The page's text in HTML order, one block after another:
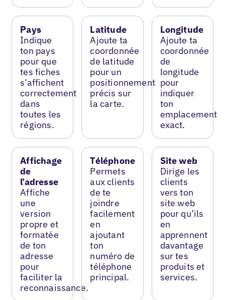
Pays
Indique
ton pays
pour que
tes fiches
s’affichent
correctement
dans
toutes les
régions.
Latitude
Ajoute ta
coordonnée
de latitude
pour un
positionnement
précis sur
la carte.
Longitude
Ajoute ta
coordonnée
de
longitude
pour
indiquer
ton
emplacement
exact.
Affichage
de
l’adresse
Affiche
une
version
propre et
formatée
de ton
adresse
pour
faciliter la
reconnaissance.
Téléphone
Permets
aux clients
de te
joindre
facilement
en
ajoutant
ton
numéro de
téléphone
principal.
Site web
Dirige les
clients
vers ton
site web
pour qu’ils
en
apprennent
davantage
sur tes
produits et
services.